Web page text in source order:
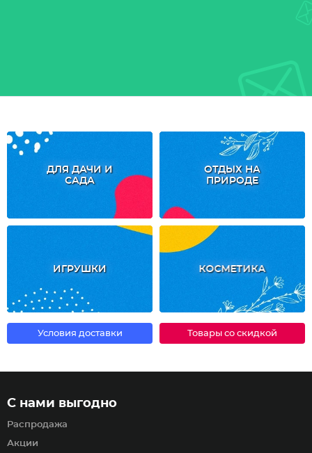
ДЛЯ ДАЧИ И
САДА
ОТДЫХ НА
ПРИРОДЕ
ИГРУШКИ КОСМЕТИКА
Условия доставки Товары со скидкой
С нами выгодно
Распродажа
Акции